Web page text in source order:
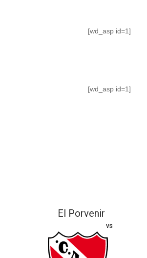
[wd_asp id=1]
[wd_asp id=1]
El Porvenir
vs